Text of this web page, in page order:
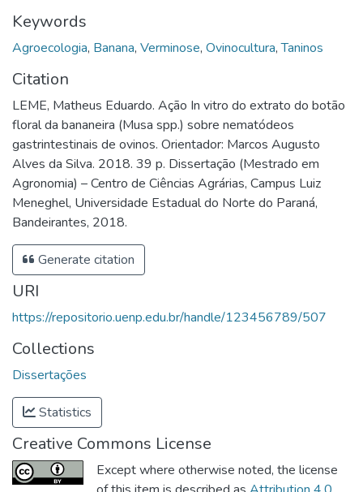
Keywords
Agroecologia, Banana, Verminose, Ovinocultura,Taninos
Citation
LEME, Matheus Eduardo. Ação In vitro do extrato do botão
floral da bananeira (Musa spp.) sobre nematódeos
gastrintestinais de ovinos. Orientador: Marcos Augusto
Alves da Silva. 2018. 39 p. Dissertação (Mestrado em
Agronomia) – Centro de Ciências Agrárias, Campus Luiz
Meneghel, Universidade Estadual do Norte do Paraná,
Bandeirantes, 2018.
Generate citation
URI
https://repositorio.uenp.edu.br/handle/123456789/507
Collections
Dissertações
Statistics
Creative Commons License
Except where otherwise noted, the license